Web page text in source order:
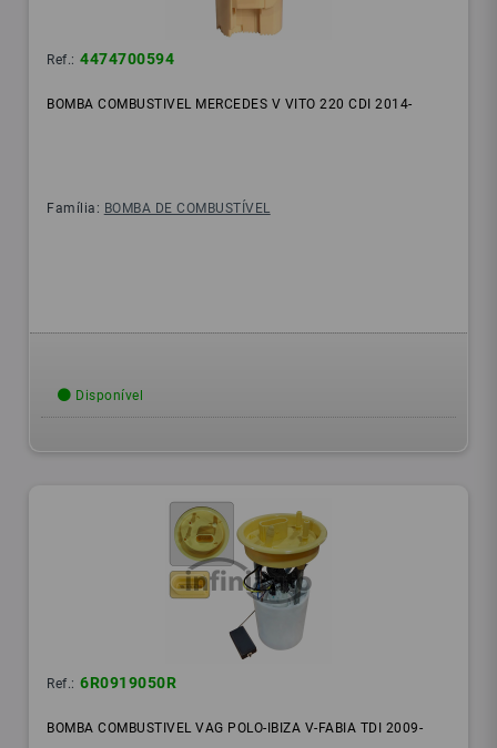
Ref.: 4474700594
BOMBA COMBUSTIVEL MERCEDES V VITO 220 CDI 2014-
Família: BOMBA DE COMBUSTÍVEL
Disponível
Ref.: 6R0919050R
BOMBA COMBUSTIVEL VAG POLO-IBIZA V-FABIA TDI 2009-